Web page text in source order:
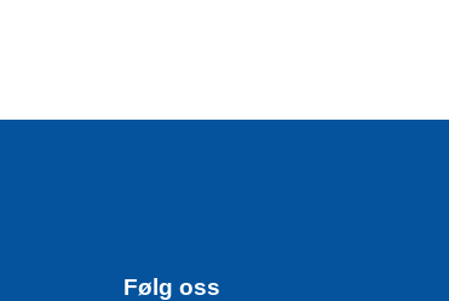
Følg oss